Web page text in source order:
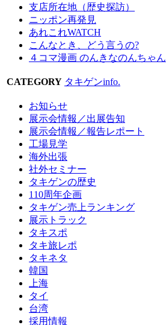
支店所在地（歴史探訪）
ニッポン再発見
あれこれWATCH
こんなとき、どう言うの?
４コマ漫画 のんきなのんちゃん
CATEGORY タキゲンinfo.
お知らせ
展示会情報／出展告知
展示会情報／報告レポート
工場見学
海外出張
社外セミナー
タキゲンの歴史
110周年企画
タキゲン売上ランキング
展示トラック
タキスポ
タキ旅レポ
タキネタ
韓国
上海
タイ
台湾
採用情報